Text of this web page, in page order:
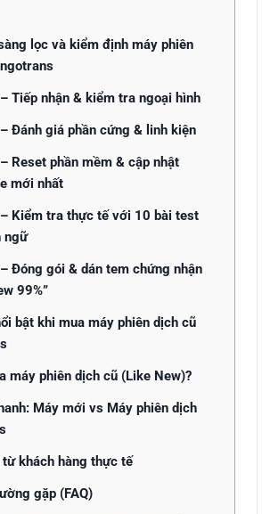
lọc và kiểm định máy phiên
Tiếp nhận & kiểm tra ngoại hình
Đánh giá phần cứng & linh kiện
Reset phần mềm & cập nhật
mới nhất
Kiểm tra thực tế với 10 bài test
ngữ
Đóng gói & dán tem chứng nhận
99%”
bật khi mua máy phiên dịch cũ
máy phiên dịch cũ (Like New)?
Máy mới vs Máy phiên dịch
từ khách hàng thực tế
gặp (FAQ)